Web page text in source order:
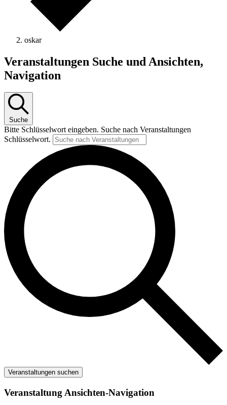
oskar
Veranstaltungen
Veranstaltungen Suche und Ansichten,
Navigation
Suche
Bitte Schlüsselwort eingeben. Suche nach Veranstaltungen
Schlüsselwort.
Veranstaltungen suchen
Veranstaltung Ansichten-Navigation